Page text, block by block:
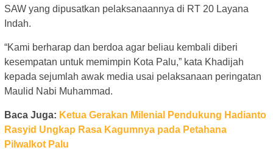
SAW yang dipusatkan pelaksanaannya di RT 20 Layana
Indah.
“Kami berharap dan berdoa agar beliau kembali diberi
kesempatan untuk memimpin Kota Palu,” kata Khadijah
kepada sejumlah awak media usai pelaksanaan peringatan
Maulid Nabi Muhammad.
Baca Juga: Ketua Gerakan Milenial Pendukung Hadianto
Rasyid Ungkap Rasa Kagumnya pada Petahana
Pilwalkot Palu